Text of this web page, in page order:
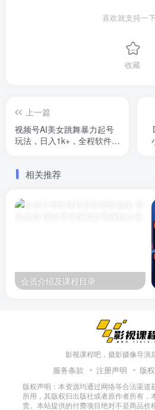
喜欢就支持一
收藏
上一篇
视频号AI美女跳舞暴力起号
玩法，日入1k+，全程软件操
相关推荐
会员介绍及课程目录
影视课程吧，摄影摄像导演
服务条款 注册声明 版
版权声明：本资源均通过网络等合法渠道
所用，其版权归出版社或者原作者所有，
责。本站提供的付费项目绝对不是商品价